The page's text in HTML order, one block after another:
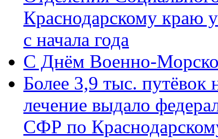
Краснодарскому краю
с начала года
C Днём Военно-
Более 3,9 тыс. путёвок
лечение выдало
СФР по